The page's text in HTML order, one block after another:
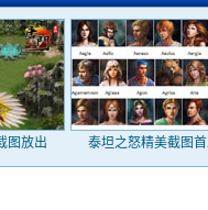
图放出 泰坦之怒精美截图